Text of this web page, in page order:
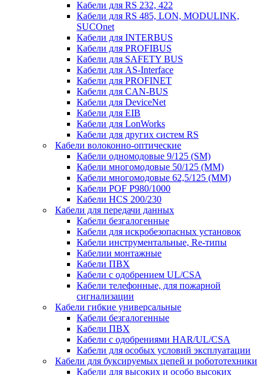
Кабели для RS 232, 422
Кабели для RS 485, LON, MODULINK,
SUCOnet
Кабели для INTERBUS
Кабели для PROFIBUS
Кабели для SAFETY BUS
Кабели для AS-Interface
Кабели для PROFINET
Кабели для CAN-BUS
Кабели для DeviceNet
Кабели для EIB
Кабели для LonWorks
Кабели для других систем RS
Кабели волоконно-оптические
Кабели одномодовые 9/125 (SM)
Кабели многомодовые 50/125 (ММ)
Кабели многомодовые 62,5/125 (ММ)
Кабели POF P980/1000
Кабели HCS 200/230
Кабели для передачи данных
Кабели безгалогенные
Кабели для искробезопасных установок
Кабели инструментальные, Re-типы
Кабелии монтажные
Кабели ПВХ
Кабели с одобрением UL/CSA
Кабели телефонные, для пожарной
сигнализации
Кабели гибкие универсальные
Кабели безгалогенные
Кабели ПВХ
Кабели с одобрениями HAR/UL/CSA
Кабели для особых условий эксплуатации
Кабели для буксируемых цепей и робототехники
Кабели для высоких и особо высоких